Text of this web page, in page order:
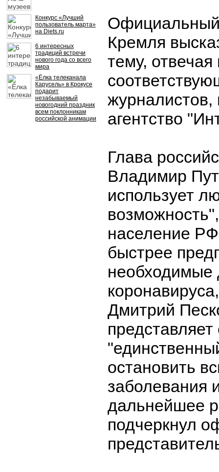
Конкурс «Лучший
пользователь марта»
на Diets.ru
6 интересных
традиций встречи
нового года со всего
мира
«Ёлка телеканала
Карусель» в Крокусе
подарит
незабываемый
новогодний праздник
всем поклонникам
российской анимации
Официальный
Кремля
тему, отвечая
журналистов,
агентство
Глава
Владимир
использует
население
быстрее
необходимые
Дмитрий
представляет
остановить
заболевания
дальнейшее
подчеркнул